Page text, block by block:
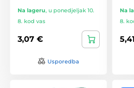
Na lageru, u ponedjeljak 10.
8. kod vas
3,07 €
Usporedba
Na
8.